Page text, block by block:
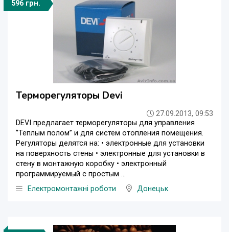
596 грн.
Терморегуляторы Devi
27.09.2013, 09:53
DEVI предлагает терморегуляторы для управления
‘’Теплым полом’’ и для систем отопления помещения.
Регуляторы делятся на: • электронные для установки
на поверхность стены • электронные для установки в
стену в монтажную коробку • электронный
программируемый с простым ...
Електромонтажні роботи
Донецьк